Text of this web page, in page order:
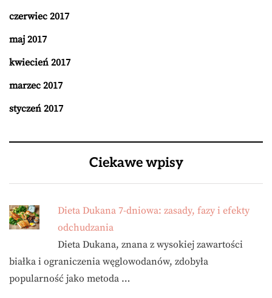
czerwiec 2017
maj 2017
kwiecień 2017
marzec 2017
styczeń 2017
Ciekawe wpisy
Dieta Dukana 7-dniowa: zasady, fazy i efekty
odchudzania
Dieta Dukana, znana z wysokiej zawartości
białka i ograniczenia węglowodanów, zdobyła
popularność jako metoda …